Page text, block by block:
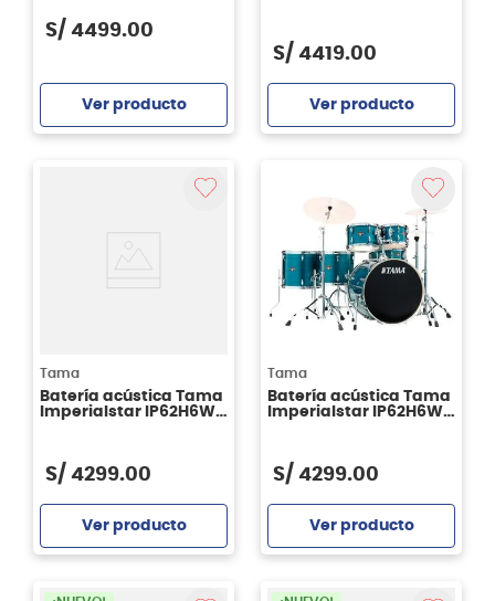
S/ 4499.00
Ver producto
14"16"20" + Atril Clásico
para Platillo Tama
HC52F
S/ 4419.00
Ver producto
Tama
Batería acústica Tama
Imperialstar IP62H6W -
S/ 4299.00
Ver producto
Tama
Batería acústica Tama
Imperialstar IP62H6W -
S/ 4299.00
Ver producto